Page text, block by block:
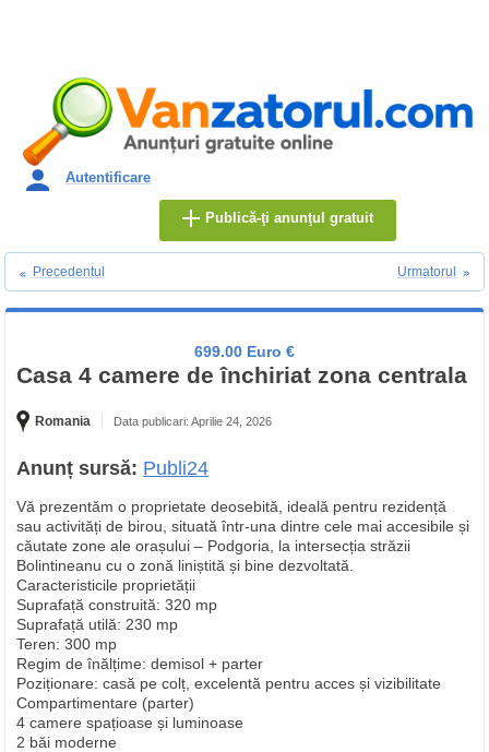
Autentificare
Publică-ţi anunţul gratuit
Precedentul Urmatorul
699.00 Euro €
Casa 4 camere de închiriat zona centrala
Romania Data publicari: Aprilie 24, 2026
Anunț sursă: Publi24
Vă prezentăm o proprietate deosebită, ideală pentru rezidență
sau activități de birou, situată într-una dintre cele mai accesibile și
căutate zone ale orașului – Podgoria, la intersecția străzii
Bolintineanu cu o zonă liniștită și bine dezvoltată.
Caracteristicile proprietății
Suprafață construită: 320 mp
Suprafață utilă: 230 mp
Teren: 300 mp
Regim de înălțime: demisol + parter
Poziționare: casă pe colț, excelentă pentru acces și vizibilitate
Compartimentare (parter)
4 camere spațioase și luminoase
2 băi moderne